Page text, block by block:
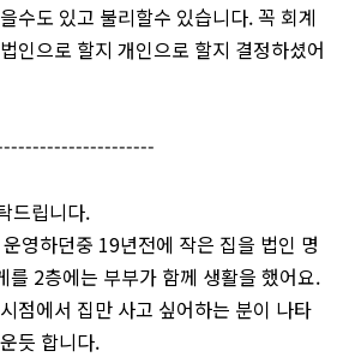
수도 있고 불리할수 있습니다. 꼭 회계
인으로 할지 개인으로 할지 결정하셨어
드립니다.
영하던중 19년전에 작은 집을 법인 명
를 2층에는 부부가 함께 생활을 했어요.
점에서 집만 사고 싶어하는 분이 나타
듯 합니다.